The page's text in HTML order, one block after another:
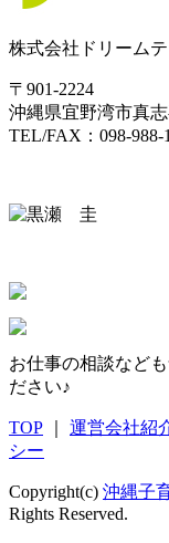
株式会社ドリーム
〒901-2224
沖縄県宜野湾市真志
TEL/FAX：098-988-
お仕事の相談など
ださい♪
TOP 運営会社紹
シー
Copyright(c) 沖縄子
Rights Reserved.